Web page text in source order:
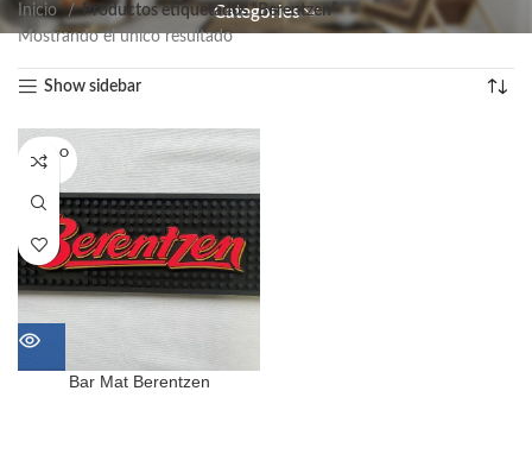
Categories
Inicio
Productos etiquetados “Berentzen”
Mostrando el único resultado
Show sidebar
SOLD O
UT
Bar Mat Berentzen